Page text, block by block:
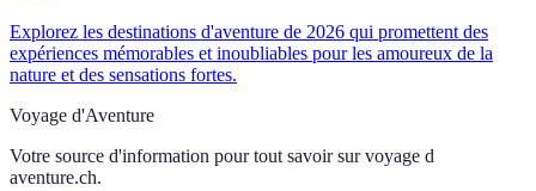
Explorez les destinations d'aventure de 2026 qui promettent des
expériences mémorables et inoubliables pour les amoureux de la
nature et des sensations fortes.
Voyage d'Aventure
Votre source d'information pour tout savoir sur voyage d
aventure.ch.